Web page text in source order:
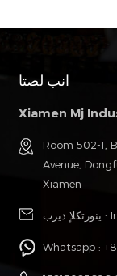
انب لصتا
Xiamen Mj
Room 502-1,
Avenue,
Xiamen
ينورتكلإ ديرب :
Whatsapp :